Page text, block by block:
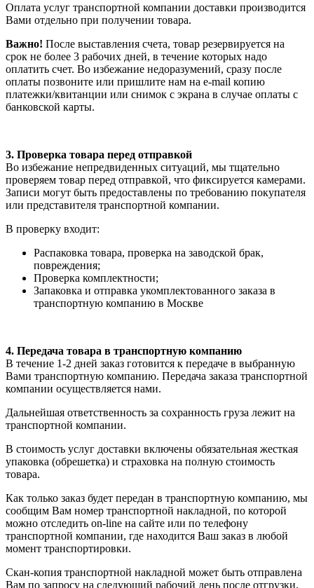
Оплата услуг транспортной компании доставки производится
Вами отдельно при получении товара.
Важно! После выставления счета, товар резервируется на
срок не более 3 рабочих дней, в течение которых надо
оплатить счет. Во избежание недоразумений, сразу после
оплаты позвоните или пришлите нам на e-mail копию
платежки/квитанции или снимок с экрана в случае оплаты с
банковской карты.
3. Проверка товара перед отправкой
Во избежание непредвиденных ситуаций, мы тщательно
проверяем товар перед отправкой, что фиксируется камерами.
Записи могут быть предоставлены по требованию покупателя
или представителя транспортной компании.
В проверку входит:
Распаковка товара, проверка на заводской брак,
повреждения;
Проверка комплектности;
Запаковка и отправка укомплектованного заказа в
транспортную компанию в Москве
4. Передача товара в транспортную компанию
В течение 1-2 дней заказ готовится к передаче в выбранную
Вами транспортную компанию. Передача заказа транспортной
компании осуществляется нами.
Дальнейшая ответственность за сохранность груза лежит на
транспортной компании.
В стоимость услуг доставки включены обязательная жесткая
упаковка (обрешетка) и страховка на полную стоимость
товара.
Как только заказ будет передан в транспортную компанию, мы
сообщим Вам номер транспортной накладной, по которой
можно отследить on-line на сайте или по телефону
транспортной компании, где находится Ваш заказ в любой
момент транспортировки.
Скан-копия транспортной накладной может быть отправлена
Вам по запросу на следующий рабочий день после отгрузки.